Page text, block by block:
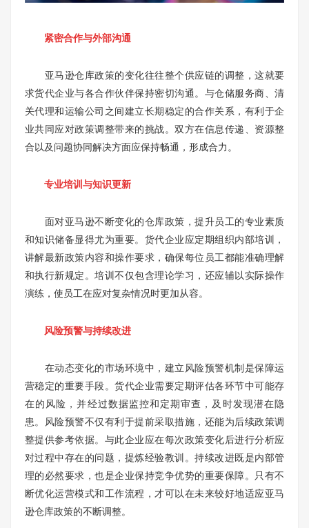
紧密合作与外部沟通
亚马逊仓库政策的变化往往整个供应链的调整，这就要
求货代企业与各合作伙伴保持密切沟通。与仓储服务商、清
关代理和运输公司之间建立长期稳定的合作关系，有利于企
业共同应对政策调整带来的挑战。双方在信息传递、资源整
合以及问题协同解决方面应保持畅通，形成合力。
专业培训与知识更新
面对亚马逊不断变化的仓库政策，提升员工的专业素质
和知识储备显得尤为重要。货代企业应定期组织内部培训，
讲解最新政策内容和操作要求，确保每位员工都能准确理解
和执行新规定。培训不仅包含理论学习，还应辅以实际操作
演练，使员工在应对复杂情况时更加从容。
风险预警与持续改进
在动态变化的市场环境中，建立风险预警机制是保障运
营稳定的重要手段。货代企业需要定期评估各环节中可能存
在的风险，并经过数据监控和定期审查，及时发现潜在隐
患。风险预警不仅有利于提前采取措施，还能为后续政策调
整提供参考依据。与此企业应在每次政策变化后进行分析应
对过程中存在的问题，提炼经验教训。持续改进既是内部管
理的必然要求，也是企业保持竞争优势的重要保障。只有不
断优化运营模式和工作流程，才可以在未来较好地适应亚马
逊仓库政策的不断调整。